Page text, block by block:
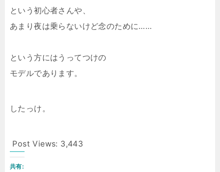
という初心者さんや、
あまり夜は乗らないけど念のために……
という方にはうってつけの
モデルであります。
したっけ。
Post Views: 3,443
共有: